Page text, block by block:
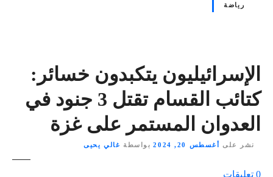
رياضة
الإسرائيليون يتكبدون خسائر:
كتائب القسام تقتل 3 جنود في
العدوان المستمر على غزة
نشر على أغسطس 20, 2024 بواسطة غالي يحيى
0 تعليقات